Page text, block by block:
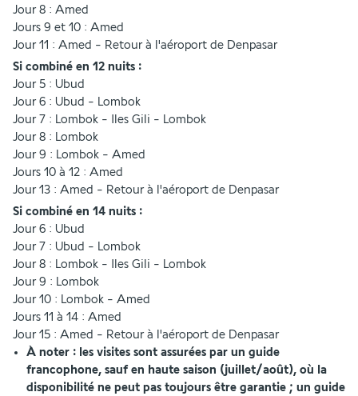
Jour 8 : Amed
Jours 9 et 10 : Amed
Jour 11 : Amed - Retour à l'aéroport de Denpasar
Si combiné en 12 nuits :
Jour 5 : Ubud
Jour 6 : Ubud - Lombok
Jour 7 : Lombok - Iles Gili - Lombok
Jour 8 : Lombok
Jour 9 : Lombok - Amed
Jours 10 à 12 : Amed
Jour 13 : Amed - Retour à l'aéroport de Denpasar
Si combiné en 14 nuits :
Jour 6 : Ubud
Jour 7 : Ubud - Lombok
Jour 8 : Lombok - Iles Gili - Lombok
Jour 9 : Lombok
Jour 10 : Lombok - Amed
Jours 11 à 14 : Amed
Jour 15 : Amed - Retour à l'aéroport de Denpasar
À noter : les visites sont assurées par un guide
francophone, sauf en haute saison (juillet/août), où la
disponibilité ne peut pas toujours être garantie ; un guide